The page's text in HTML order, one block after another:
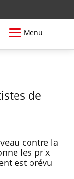
Menu
de
contre la
les prix
est prévu